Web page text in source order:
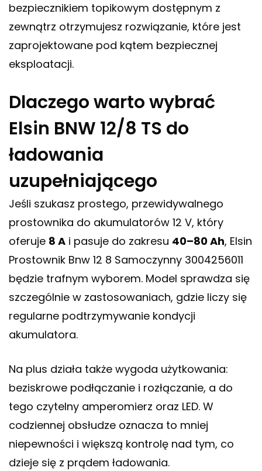
bezpiecznikiem topikowym dostępnym z
zewnątrz otrzymujesz rozwiązanie, które jest
zaprojektowane pod kątem bezpiecznej
eksploatacji.
Dlaczego warto wybrać
Elsin BNW 12/8 TS do
ładowania
uzupełniającego
Jeśli szukasz prostego, przewidywalnego
prostownika do akumulatorów 12 V, który
oferuje 8 A i pasuje do zakresu 40–80 Ah, Elsin
Prostownik Bnw 12 8 Samoczynny 3004256011
będzie trafnym wyborem. Model sprawdza się
szczególnie w zastosowaniach, gdzie liczy się
regularne podtrzymywanie kondycji
akumulatora.
Na plus działa także wygoda użytkowania:
beziskrowe podłączanie i rozłączanie, a do
tego czytelny amperomierz oraz LED. W
codziennej obsłudze oznacza to mniej
niepewności i większą kontrolę nad tym, co
dzieje się z prądem ładowania.